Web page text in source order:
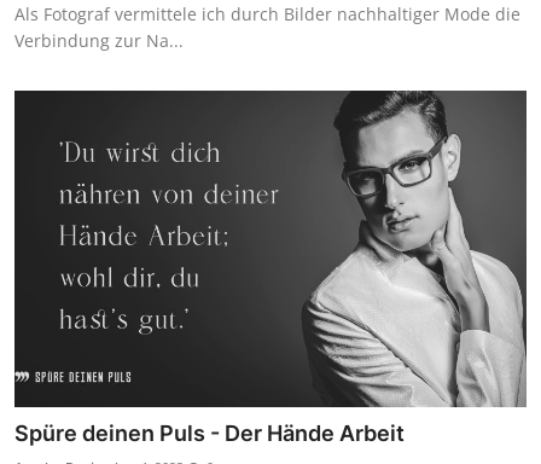
Als Fotograf vermittele ich durch Bilder nachhaltiger Mode die
Verbindung zur Na...
Spüre deinen Puls - Der Hände Arbeit